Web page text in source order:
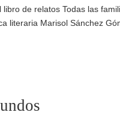
de relatos Todas las
literaria Marisol Sánchez